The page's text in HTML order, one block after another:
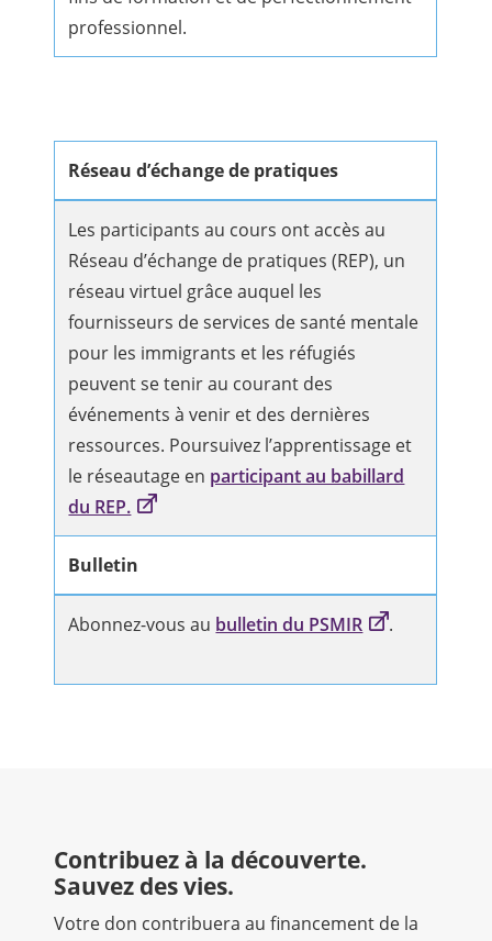
professionnel.
Réseau d’échange de pratiques
Les participants au cours ont accès au
Réseau d’échange de pratiques (REP), un
réseau virtuel grâce auquel les
fournisseurs de services de santé mentale
pour les immigrants et les réfugiés
peuvent se tenir au courant des
événements à venir et des dernières
ressources. Poursuivez l’apprentissage et
le réseautage en participant au babillard
du REP.
Bulletin
Abonnez-vous au bulletin du PSMIR .
Contribuez à la découverte.
Sauvez des vies.
Votre don contribuera au financement de la